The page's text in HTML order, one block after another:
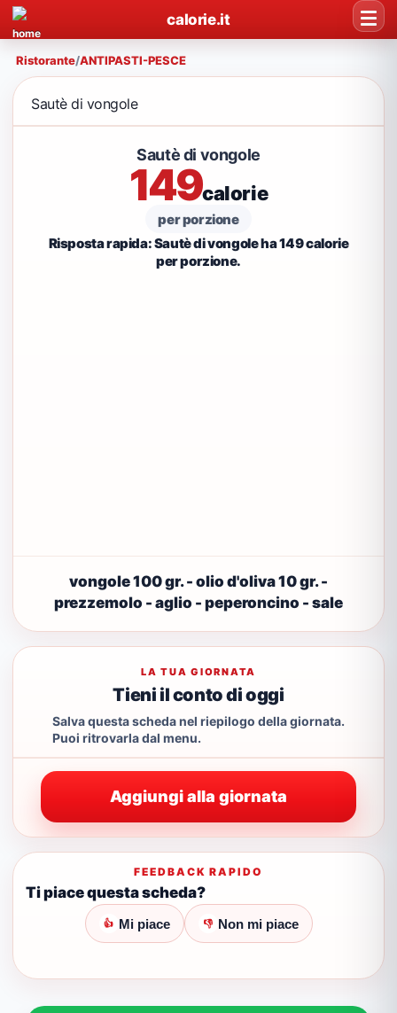
calorie.it
Ristorante/ANTIPASTI-PESCE
Sautè di vongole
Sautè di vongole
149calorie
per porzione
Risposta rapida: Sautè di vongole ha 149 calorie
per porzione.
vongole 100 gr. - olio d'oliva 10 gr. -
prezzemolo - aglio - peperoncino - sale
LA TUA GIORNATA
Tieni il conto di oggi
Salva questa scheda nel riepilogo della giornata.
Puoi ritrovarla dal menu.
Aggiungi alla giornata
FEEDBACK RAPIDO
Ti piace questa scheda?
👍 Mi piace 👎 Non mi piace